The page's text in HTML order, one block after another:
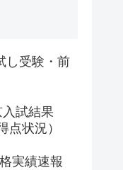
し受験・前
試結果
点状況）
実績速報